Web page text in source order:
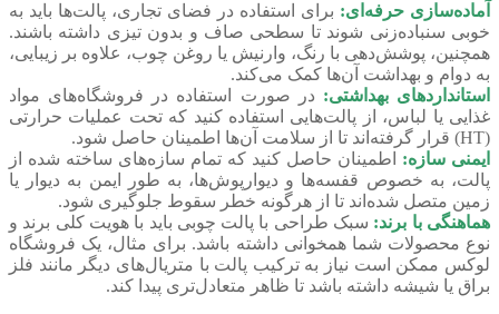
آماده‌سازی حرفه‌ای: برای استفاده در فضای تجاری، پالت‌ها باید به
خوبی سنباده‌زنی شوند تا سطحی صاف و بدون تیزی داشته باشند.
همچنین، پوشش‌دهی با رنگ، وارنیش یا روغن چوب، علاوه بر زیبایی،
به دوام و بهداشت آن‌ها کمک می‌کند.
استانداردهای بهداشتی: در صورت استفاده در فروشگاه‌های مواد
غذایی یا لباس، از پالت‌هایی استفاده کنید که تحت عملیات حرارتی
(HT) قرار گرفته‌اند تا از سلامت آن‌ها اطمینان حاصل شود.
ایمنی سازه: اطمینان حاصل کنید که تمام سازه‌های ساخته شده از
پالت، به خصوص قفسه‌ها و دیوارپوش‌ها، به طور ایمن به دیوار یا
زمین متصل شده‌اند تا از هرگونه خطر سقوط جلوگیری شود.
هماهنگی با برند: سبک طراحی با پالت چوبی باید با هویت کلی برند و
نوع محصولات شما همخوانی داشته باشد. برای مثال، یک فروشگاه
لوکس ممکن است نیاز به ترکیب پالت با متریال‌های دیگر مانند فلز
براق یا شیشه داشته باشد تا ظاهر متعادل‌تری پیدا کند.